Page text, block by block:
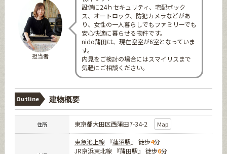
担当者
設備に24ｈセキュリティ、宅配ボック
ス、オートロック、防犯カメラなどがあ
り、女性の一人暮らしでもファミリーでも
安心快適に暮らせる物件です。
nido蒲田は、現在空室が6室となっていま
す。
内見をご検討の場合にはスマイリスまで
気軽にご相談ください。
Outline 建物概要
住所 東京都大田区西蒲田7-34-2 Map
東急池上線『蓮沼駅』 徒歩4分
JR京浜東北線『蒲田駅』 徒歩6分